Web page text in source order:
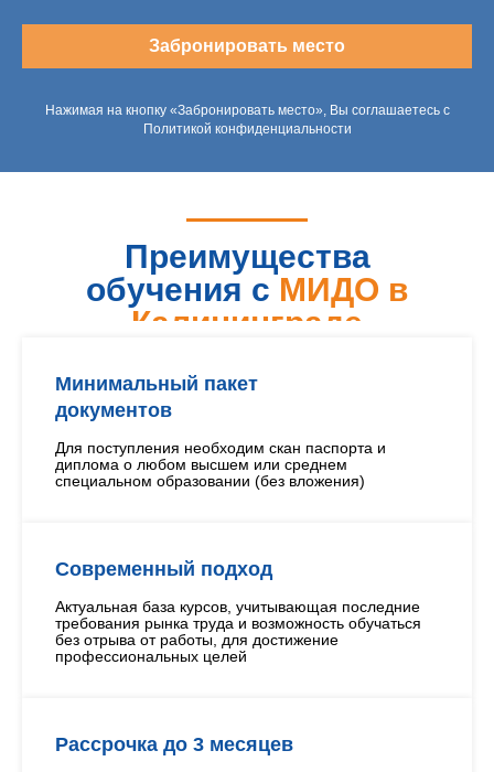
Забронировать место
Нажимая на кнопку «Забронировать место», Вы соглашаетесь с
Политикой конфиденциальности
Преимущества
обучения с МИДО в
Калининграде
Минимальный пакет
документов
Для поступления необходим скан паспорта и
диплома о любом высшем или среднем
специальном образовании (без вложения)
Современный подход
Актуальная база курсов, учитывающая последние
требования рынка труда и возможность обучаться
без отрыва от работы, для достижение
профессиональных целей
Рассрочка до 3 месяцев